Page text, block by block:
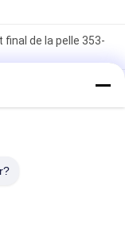
de la pelle 353-
final moteur
final
de roulement à